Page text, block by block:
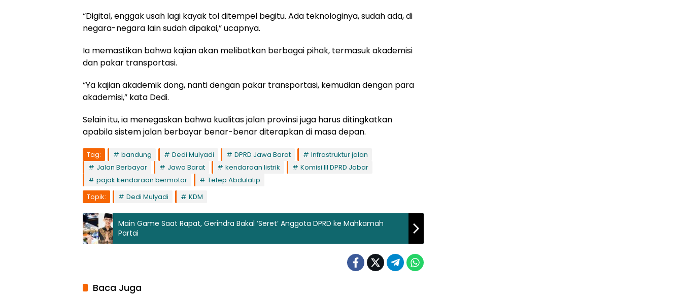
“Digital, enggak usah lagi kayak tol ditempel begitu. Ada teknologinya, sudah ada, di
negara-negara lain sudah dipakai,” ucapnya.
Ia memastikan bahwa kajian akan melibatkan berbagai pihak, termasuk akademisi
dan pakar transportasi.
“Ya kajian akademik dong, nanti dengan pakar transportasi, kemudian dengan para
akademisi,” kata Dedi.
Selain itu, ia menegaskan bahwa kualitas jalan provinsi juga harus ditingkatkan
apabila sistem jalan berbayar benar-benar diterapkan di masa depan.
Tag: bandung Dedi Mulyadi DPRD Jawa Barat
Infrastruktur jalan
Jalan Berbayar
Jawa Barat kendaraan listrik
Komisi III DPRD Jabar
pajak kendaraan bermotor
Tetep Abdulatip
Topik:
Dedi Mulyadi KDM
Main Game Saat Rapat, Gerindra Bakal ‘Seret’ Anggota DPRD ke Mahkamah
Partai
Baca Juga